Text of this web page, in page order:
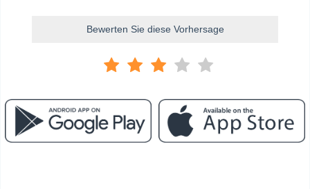
Bewerten Sie diese Vorhersage